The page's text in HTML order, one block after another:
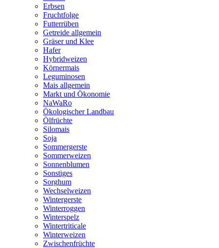
Erbsen
Fruchtfolge
Futterrüben
Getreide allgemein
Gräser und Klee
Hafer
Hybridweizen
Körnermais
Leguminosen
Mais allgemein
Markt und Ökonomie
NaWaRo
Ökologischer Landbau
Ölfrüchte
Silomais
Soja
Sommergerste
Sommerweizen
Sonnenblumen
Sonstiges
Sorghum
Wechselweizen
Wintergerste
Winterroggen
Winterspelz
Wintertriticale
Winterweizen
Zwischenfrüchte